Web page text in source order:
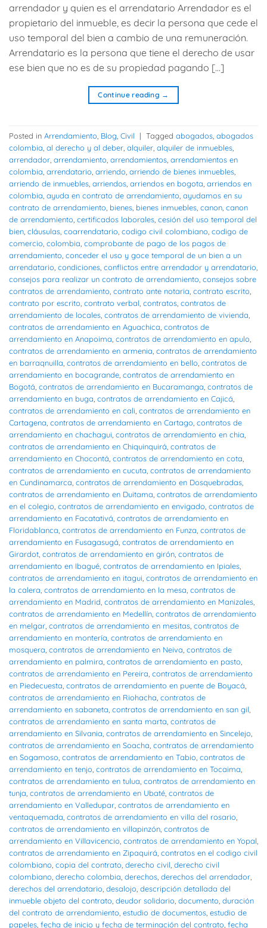
arrendador y quien es el arrendatario Arrendador es el
propietario del inmueble, es decir la persona que cede el
uso temporal del bien a cambio de una remuneración.
Arrendatario es la persona que tiene el derecho de usar
ese bien que no es de su propiedad pagando […]
Continue reading →
Posted in Arrendamiento, Blog, Civil | Tagged abogados, abogados
colombia, al derecho y al deber, alquiler, alquiler de inmuebles,
arrendador, arrendamiento, arrendamientos, arrendamientos en
colombia, arrendatario, arriendo, arriendo de bienes inmuebles,
arriendo de inmuebles, arriendos, arriendos en bogota, arriendos en
colombia, ayuda en contrato de arrendamiento, ayudamos en su
contrato de arrendamiento, bienes, bienes inmuebles, canon, canon
de arrendamiento, certificados laborales, cesión del uso temporal del
bien, cláusulas, coarrendatario, codigo civil colombiano, codigo de
comercio, colombia, comprobante de pago de los pagos de
arrendamiento, conceder el uso y goce temporal de un bien a un
arrendatario, condiciones, conflictos entre arrendador y arrendatario,
consejos para realizar un contrato de arrendamiento, consejos sobre
contratos de arrendamiento, contrato ante notaria, contrato escrito,
contrato por escrito, contrato verbal, contratos, contratos de
arrendamiento de locales, contratos de arrendamiento de vivienda,
contratos de arrendamiento en Aguachica, contratos de
arrendamiento en Anapoima, contratos de arrendamiento en apulo,
contratos de arrendamiento en armenia, contratos de arrendamiento
en barraqnuilla, contratos de arrendamiento en bello, contratos de
arrendamiento en bocagrande, contratos de arrendamiento en
Bogotá, contratos de arrendamiento en Bucaramanga, contratos de
arrendamiento en buga, contratos de arrendamiento en Cajicá,
contratos de arrendamiento en cali, contratos de arrendamiento en
Cartagena, contratos de arrendamiento en Cartago, contratos de
arrendamiento en chachagui, contratos de arrendamiento en chia,
contratos de arrendamiento en Chiquinquirá, contratos de
arrendamiento en Chocontá, contratos de arrendamiento en cota,
contratos de arrendamiento en cucuta, contratos de arrendamiento
en Cundinamarca, contratos de arrendamiento en Dosquebradas,
contratos de arrendamiento en Duitama, contratos de arrendamiento
en el colegio, contratos de arrendamiento en envigado, contratos de
arrendamiento en Facatativá, contratos de arrendamiento en
Floridablanca, contratos de arrendamiento en Funza, contratos de
arrendamiento en Fusagasugá, contratos de arrendamiento en
Girardot, contratos de arrendamiento en girón, contratos de
arrendamiento en Ibagué, contratos de arrendamiento en Ipiales,
contratos de arrendamiento en itagui, contratos de arrendamiento en
la calera, contratos de arrendamiento en la mesa, contratos de
arrendamiento en Madrid, contratos de arrendamiento en Manizales,
contratos de arrendamiento en Medellín, contratos de arrendamiento
en melgar, contratos de arrendamiento en mesitas, contratos de
arrendamiento en montería, contratos de arrendamiento en
mosquera, contratos de arrendamiento en Neiva, contratos de
arrendamiento en palmira, contratos de arrendamiento en pasto,
contratos de arrendamiento en Pereira, contratos de arrendamiento
en Piedecuesta, contratos de arrendamiento en puente de Boyacá,
contratos de arrendamiento en Riohacha, contratos de
arrendamiento en sabaneta, contratos de arrendamiento en san gil,
contratos de arrendamiento en santa marta, contratos de
arrendamiento en Silvania, contratos de arrendamiento en Sincelejo,
contratos de arrendamiento en Soacha, contratos de arrendamiento
en Sogamoso, contratos de arrendamiento en Tabio, contratos de
arrendamiento en tenjo, contratos de arrendamiento en Tocaima,
contratos de arrendamiento en tulua, contratos de arrendamiento en
tunja, contratos de arrendamiento en Ubaté, contratos de
arrendamiento en Valledupar, contratos de arrendamiento en
ventaquemada, contratos de arrendamiento en villa del rosario,
contratos de arrendamiento en villapinzón, contratos de
arrendamiento en Villavicencio, contratos de arrendamiento en Yopal,
contratos de arrendamiento en Zipaquirá, contratos en el codigo civil
colombiano, copia del contrato, derecho civil, derecho civil
colombiano, derecho colombia, derechos, derechos del arrendador,
derechos del arrendatario, desalojo, descripción detallada del
inmueble objeto del contrato, deudor solidario, documento, duración
del contrato de arrendamiento, estudio de documentos, estudio de
papeles, fecha de inicio y fecha de terminación del contrato, fecha